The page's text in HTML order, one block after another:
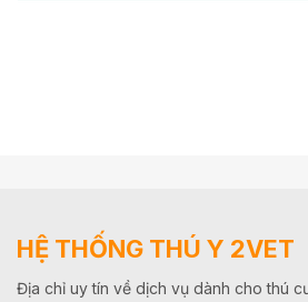
HỆ THỐNG THÚ Y 2VET
Địa chỉ uy tín về dịch vụ dành cho thú